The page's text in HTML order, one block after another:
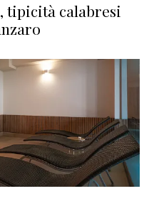
tipicità calabresi